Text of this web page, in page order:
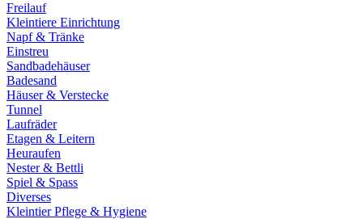
Freilauf
Kleintiere Einrichtung
Napf & Tränke
Einstreu
Sandbadehäuser
Badesand
Häuser & Verstecke
Tunnel
Laufräder
Etagen & Leitern
Heuraufen
Nester & Bettli
Spiel & Spass
Diverses
Kleintier Pflege & Hygiene